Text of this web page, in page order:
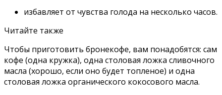
избавляет от чувства голода на несколько часов.
Читайте также
Чтобы приготовить бронекофе, вам понадобятся: сам
кофе (одна кружка), одна столовая ложка сливочного
масла (хорошо, если оно будет топленое) и одна
столовая ложка органического кокосового масла.